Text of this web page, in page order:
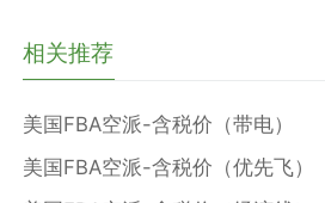
相关推荐
美国FBA空派-含税价（带电）
美国FBA空派-含税价（优先飞）